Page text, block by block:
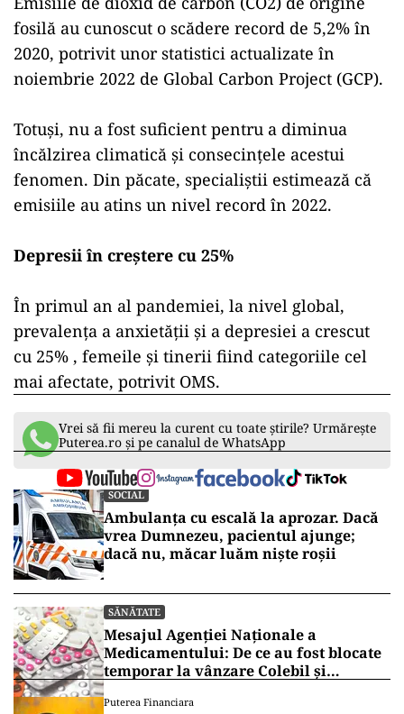
fosilă au cunoscut o scădere record de 5,2% în
2020, potrivit unor statistici actualizate în
noiembrie 2022 de Global Carbon Project (GCP).
Totuşi, nu a fost suficient pentru a diminua
încălzirea climatică şi consecințele acestui
fenomen. Din păcate, specialiștii estimează că
emisiile au atins un nivel record în 2022.
Depresii în creştere cu 25%
În primul an al pandemiei, la nivel global,
prevalenţa a anxietăţii şi a depresiei a crescut
cu 25% , femeile și tinerii fiind categoriile cel
mai afectate, potrivit OMS.
Vrei să fii mereu la curent cu toate știrile? Urmărește
Puterea.ro și pe canalul de WhatsApp
SOCIAL
Ambulanța cu escală la aprozar. Dacă
vrea Dumnezeu, pacientul ajunge;
dacă nu, măcar luăm niște roșii
SĂNĂTATE
Mesajul Agenției Naționale a
Medicamentului: De ce au fost blocate
temporar la vânzare Colebil și
Puterea Financiara